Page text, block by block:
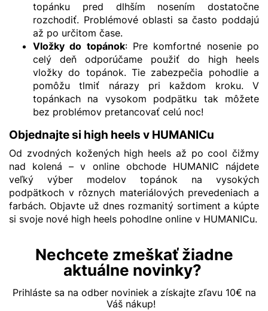
topánku pred dlhším nosením dostatočne
rozchodiť. Problémové oblasti sa často poddajú
až po určitom čase.
Vložky do topánok: Pre komfortné nosenie po
celý deň odporúčame použiť do high heels
vložky do topánok. Tie zabezpečia pohodlie a
pomôžu tlmiť nárazy pri každom kroku. V
topánkach na vysokom podpätku tak môžete
bez problémov pretancovať celú noc!
Objednajte si high heels v HUMANICu
Od zvodných kožených high heels až po cool čižmy
nad kolená – v online obchode HUMANIC nájdete
veľký výber modelov topánok na vysokých
podpätkoch v rôznych materiálových prevedeniach a
farbách. Objavte už dnes rozmanitý sortiment a kúpte
si svoje nové high heels pohodlne online v HUMANICu.
Nechcete zmeškať žiadne
aktuálne novinky?
Prihláste sa na odber noviniek a získajte zľavu 10€ na
Váš nákup!